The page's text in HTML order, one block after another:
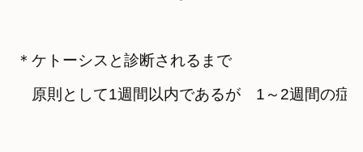
＊ケトーシスと診断されるまで
原則として1週間以内であるが　1～2週間の症